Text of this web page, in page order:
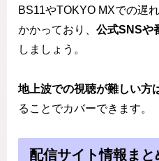
BS11やTOKYO MXでの遅
かかっており、 公式SNSや
しましょう。
地上波での視聴が難しい方
ることでカバーできます。
配信サイト情報まと